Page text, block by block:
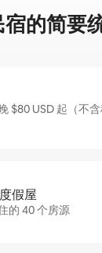
的简要
$80 USD 起（不
假屋
的 40 个房源